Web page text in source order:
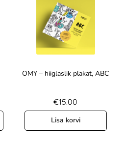
OMY – hiiglaslik plakat, ABC
€15.00
Lisa korvi